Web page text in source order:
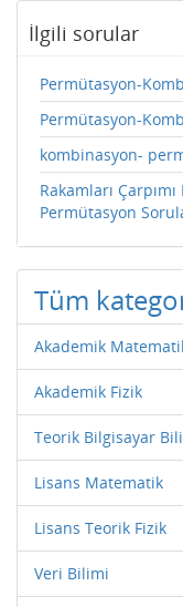
İlgili sorular
Permütasyon-
Permütasyon-
kombinasyon-
Rakamları
Permütasyon
Tüm
Akademik
Akademik Fizik
Teorik Bilgisayar
Lisans Matematik
Lisans Teorik Fizik
Veri Bilimi